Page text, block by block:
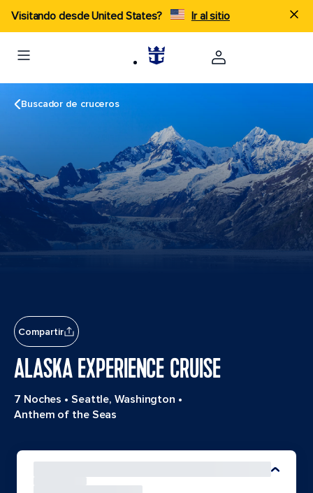
Visitando desde United States? Ir al sitio
Buscador de cruceros
Compartir
ALASKA EXPERIENCE CRUISE
7 Noches • Seattle, Washington •
Anthem of the Seas